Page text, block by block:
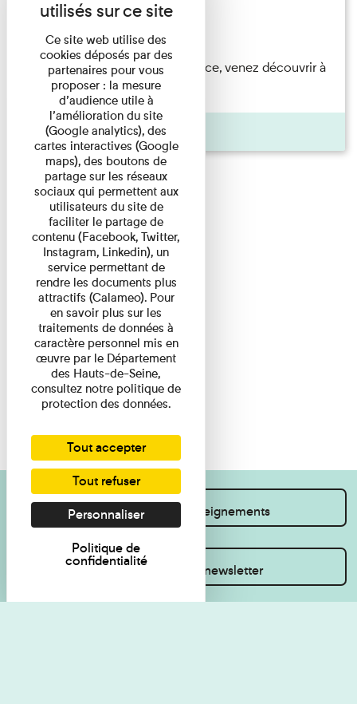
Festival
Du 23/08/2026 au 23/08/2026
Accompagnés par une médiatrice, venez découvrir à
travers une visite du ...
Agenda
Je souhaite des renseignements
Inscrivez-vous à la newsletter
Ce site web utilise des
cookies déposés par des
partenaires pour vous
proposer : la mesure
d’audience utile à
l’amélioration du site
(Google analytics), des
cartes interactives (Google
maps), des boutons de
partage sur les réseaux
sociaux qui permettent aux
utilisateurs du site de
faciliter le partage de
contenu (Facebook, Twitter,
Instagram, Linkedin), un
service permettant de
rendre les documents plus
attractifs (Calameo). Pour
en savoir plus sur les
traitements de données à
caractère personnel mis en
œuvre par le Département
des Hauts-de-Seine,
consultez notre politique de
protection des données.
Tout accepter
Tout refuser
Personnaliser
Politique de
confidentialité